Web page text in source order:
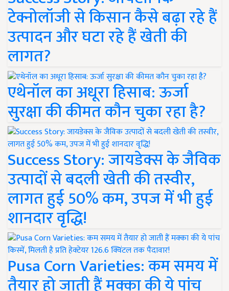
टेक्नोलॉजी से किसान कैसे बढ़ा रहे हैं
उत्पादन और घटा रहे हैं खेती की
लागत?
एथेनॉल का अधूरा हिसाब: ऊर्जा
सुरक्षा की कीमत कौन चुका रहा है?
Success Story: जायडेक्स के जैविक
उत्पादों से बदली खेती की तस्वीर,
लागत हुई 50% कम, उपज में भी हुई
शानदार वृद्धि!
Pusa Corn Varieties: कम समय में
तैयार हो जाती हैं मक्का की ये पांच